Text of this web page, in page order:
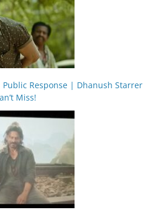
Public Response | Dhanush Starrer
Miss!